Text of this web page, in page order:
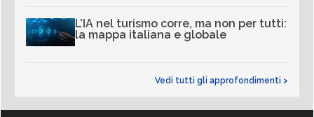
L’IA nel turismo corre, ma non per tutti:
la mappa italiana e globale
Vedi tutti gli approfondimenti >